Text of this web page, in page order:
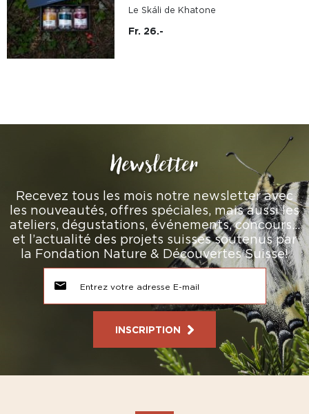
Le Skáli de Khatone
Fr. 26.-
Newsletter
Recevez tous les mois notre newsletter avec
les nouveautés, offres spéciales, mais aussi les
ateliers, dégustations, événements, concours…
et l’actualité des projets suisses soutenus par
la Fondation Nature & Découvertes Suisse!
INSCRIPTION